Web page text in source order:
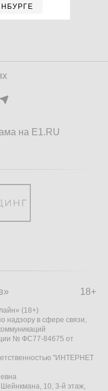
на E1.RU
18+
(18+)
надзору в сфере связи,
№ ФС77-84675 от
"ИНТЕРНЕТ
10, 3-й этаж,